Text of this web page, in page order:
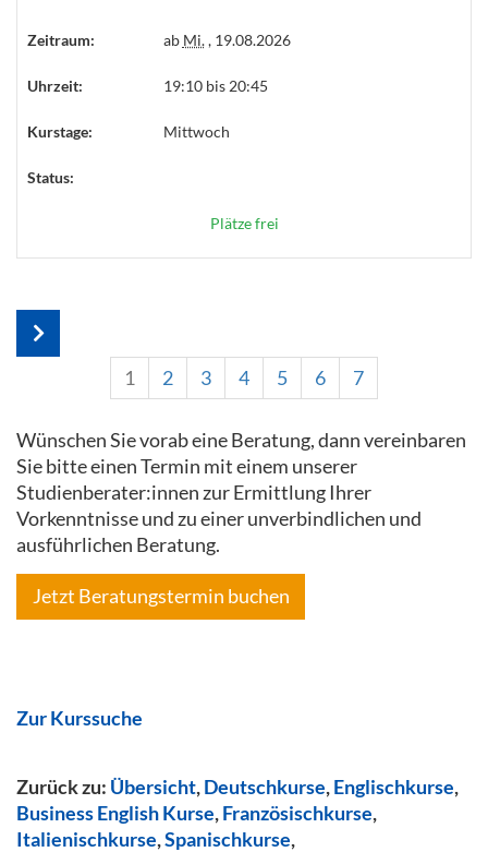
Zeitraum: ab Mi., 19.08.2026
Uhrzeit: 19:10 bis 20:45
Kurstage: Mittwoch
Status:
Plätze frei
1 2 3 4 5 6 7
Wünschen Sie vorab eine Beratung, dann vereinbaren
Sie bitte einen Termin mit einem unserer
Studienberater:innen zur Ermittlung Ihrer
Vorkenntnisse und zu einer unverbindlichen und
ausführlichen Beratung.
Jetzt Beratungstermin buchen
Zur Kurssuche
Zurück zu: Übersicht,Deutschkurse,Englischkurse,
Business English Kurse,Französischkurse,
Italienischkurse,Spanischkurse,